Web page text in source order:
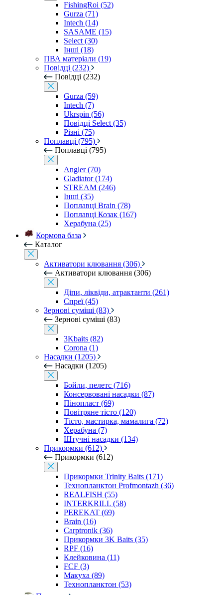
FishingRoi (52)
Gurza (71)
Intech (14)
SASAME (15)
Select (30)
Інші (18)
ПВА матеріали (19)
Повідці (232)
Повідці (232)
Gurza (59)
Intech (7)
Ukrspin (56)
Повідці Select (35)
Різні (75)
Поплавці (795)
Поплавці (795)
Angler (70)
Gladiator (174)
STREAM (246)
Інші (35)
Поплавці Brain (78)
Поплавці Козак (167)
Херабуна (25)
Кормова база
Каталог
Активатори клювання (306)
Активатори клювання (306)
Діпи, ліквіди, атрактанти (261)
Спреї (45)
Зернові суміші (83)
Зернові суміші (83)
3Kbaits (82)
Corona (1)
Насадки (1205)
Насадки (1205)
Бойли, пелетс (716)
Консервовані насадки (87)
Пінопласт (69)
Повітряне тісто (120)
Тісто, мастирка, мамалига (72)
Херабуна (7)
Штучні насадки (134)
Прикормки (612)
Прикормки (612)
Прикормки Trinity Baits (171)
Технопланктон Profmontazh (36)
REALFISH (55)
INTERKRILL (58)
PEREKAT (69)
Brain (16)
Carptronik (36)
Прикормки 3K Baits (35)
RPF (16)
Клейковина (11)
FCF (3)
Макуха (89)
Технопланктон (53)